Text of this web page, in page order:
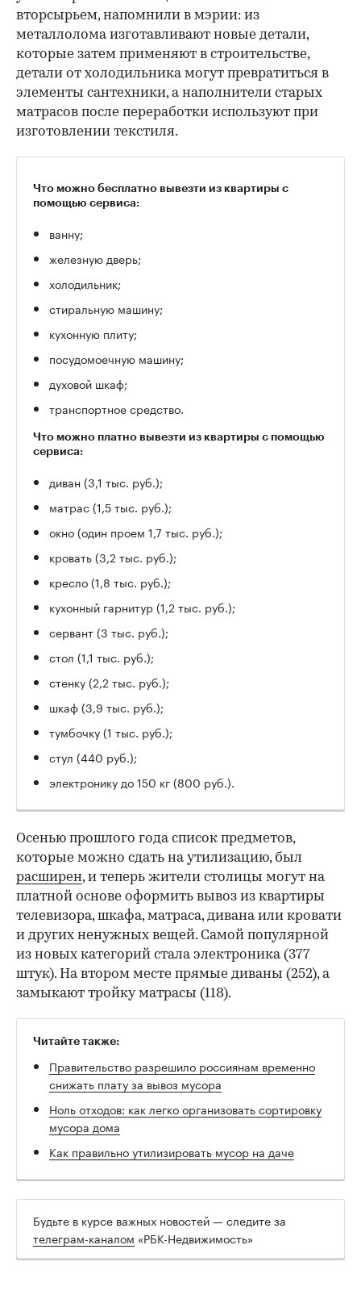
вторсырьем, напомнили в мэрии: из
металлолома изготавливают новые детали,
которые затем применяют в строительстве,
детали от холодильника могут превратиться в
элементы сантехники, а наполнители старых
матрасов после переработки используют при
изготовлении текстиля.
Что можно бесплатно вывезти из квартиры с
помощью сервиса:
ванну;
железную дверь;
холодильник;
стиральную машину;
кухонную плиту;
посудомоечную машину;
духовой шкаф;
транспортное средство.
Что можно платно вывезти из квартиры с помощью
сервиса:
диван (3,1 тыс. руб.);
матрас (1,5 тыс. руб.);
окно (один проем 1,7 тыс. руб.);
кровать (3,2 тыс. руб.);
кресло (1,8 тыс. руб.);
кухонный гарнитур (1,2 тыс. руб.);
сервант (3 тыс. руб.);
стол (1,1 тыс. руб.);
стенку (2,2 тыс. руб.);
шкаф (3,9 тыс. руб.);
тумбочку (1 тыс. руб.);
стул (440 руб.);
электронику до 150 кг (800 руб.).
Осенью прошлого года список предметов,
которые можно сдать на утилизацию, был
расширен, и теперь жители столицы могут на
платной основе оформить вывоз из квартиры
телевизора, шкафа, матраса, дивана или кровати
и других ненужных вещей. Самой популярной
из новых категорий стала электроника (377
штук). На втором месте прямые диваны (252), а
замыкают тройку матрасы (118).
Читайте также:
Правительство разрешило россиянам временно
снижать плату за вывоз мусора
Ноль отходов: как легко организовать сортировку
мусора дома
Как правильно утилизировать мусор на даче
Будьте в курсе важных новостей — следите за
телеграм-каналом «РБК-Недвижимость»